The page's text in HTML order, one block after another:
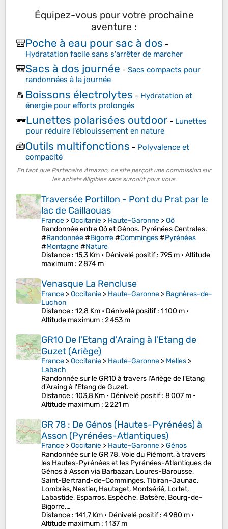
Équipez-vous pour votre prochaine
aventure :
🎒Poche à eau pour sac à dos -
Hydratation facile sans s'arrêter de marcher
🎒Sacs à dos journée - Sacs compacts pour
randonnées à la journée
🧂 Boissons électrolytes - Hydratation et
énergie pour efforts prolongés
🕶️Lunettes polarisées outdoor - Lunettes
pour réduire l'éblouissement en nature
🧰Outils multifonctions - Polyvalence et
compacité
En tant que Partenaire Amazon, ce site perçoit une commission sur
les achats éligibles sans surcoût pour vous.
Traversée Portillon - Pont du Prat par le
lac de Caillaouas
France >Occitanie > Haute-Garonne >Oô
Randonnée entre Oô et Génos. Pyrénées Centrales.
#Randonnée#Bigorre#Comminges#Pyrénées
#Montagne#Nature
Distance : 15,3 Km • Dénivelé positif: 795 m •Altitude
maximum : 2 874 m
Venasque La Rencluse
France >Occitanie > Haute-Garonne > Bagnères-de-
Luchon
Distance : 12,8 Km • Dénivelé positif: 1 100 m •
Altitude maximum : 2 453 m
GR10 De l'Etang d'Araing à l'Etang de
Guzet (Ariège)
France >Occitanie > Haute-Garonne > Melles >
Labach
Randonnée sur le GR10 à travers l'Ariège de l'Etang
d'Araing à l'Etang de Guzet.
Distance : 103,8 Km • Dénivelé positif: 8 007 m •
Altitude maximum : 2 221 m
GR 78 : De Génos (Hautes-Pyrénées) à
Asson (Pyrénées-Atlantiques)
France >Occitanie > Haute-Garonne >Génos
Randonnée sur le GR 78, Voie du Piémont, à travers
les Hautes-Pyrénées et les Pyrénées-Atlantiques de
Génos à Asson via Barbazan, Loures-Barousse,
Saint-Bertrand-de-Comminges, Tibiran-Jaunac,
Lombrès, Nestier, Hautaget, Montsérié, Lortet,
Labastide, Esparros, Espèche, Batsère, Bourg-de-
Bigorre,…
Distance : 141,7 Km • Dénivelé positif: 4 980 m •
Altitude maximum : 1 137 m